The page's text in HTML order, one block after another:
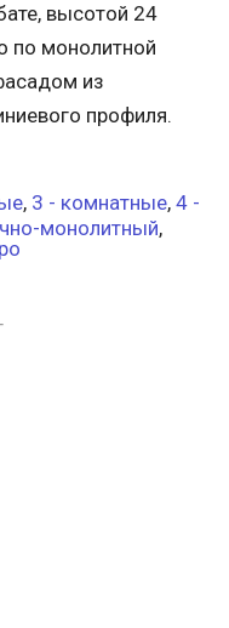
высотой 24
по монолитной
из
профиля.
, 3 - комнатные, 4 -
монолитный,